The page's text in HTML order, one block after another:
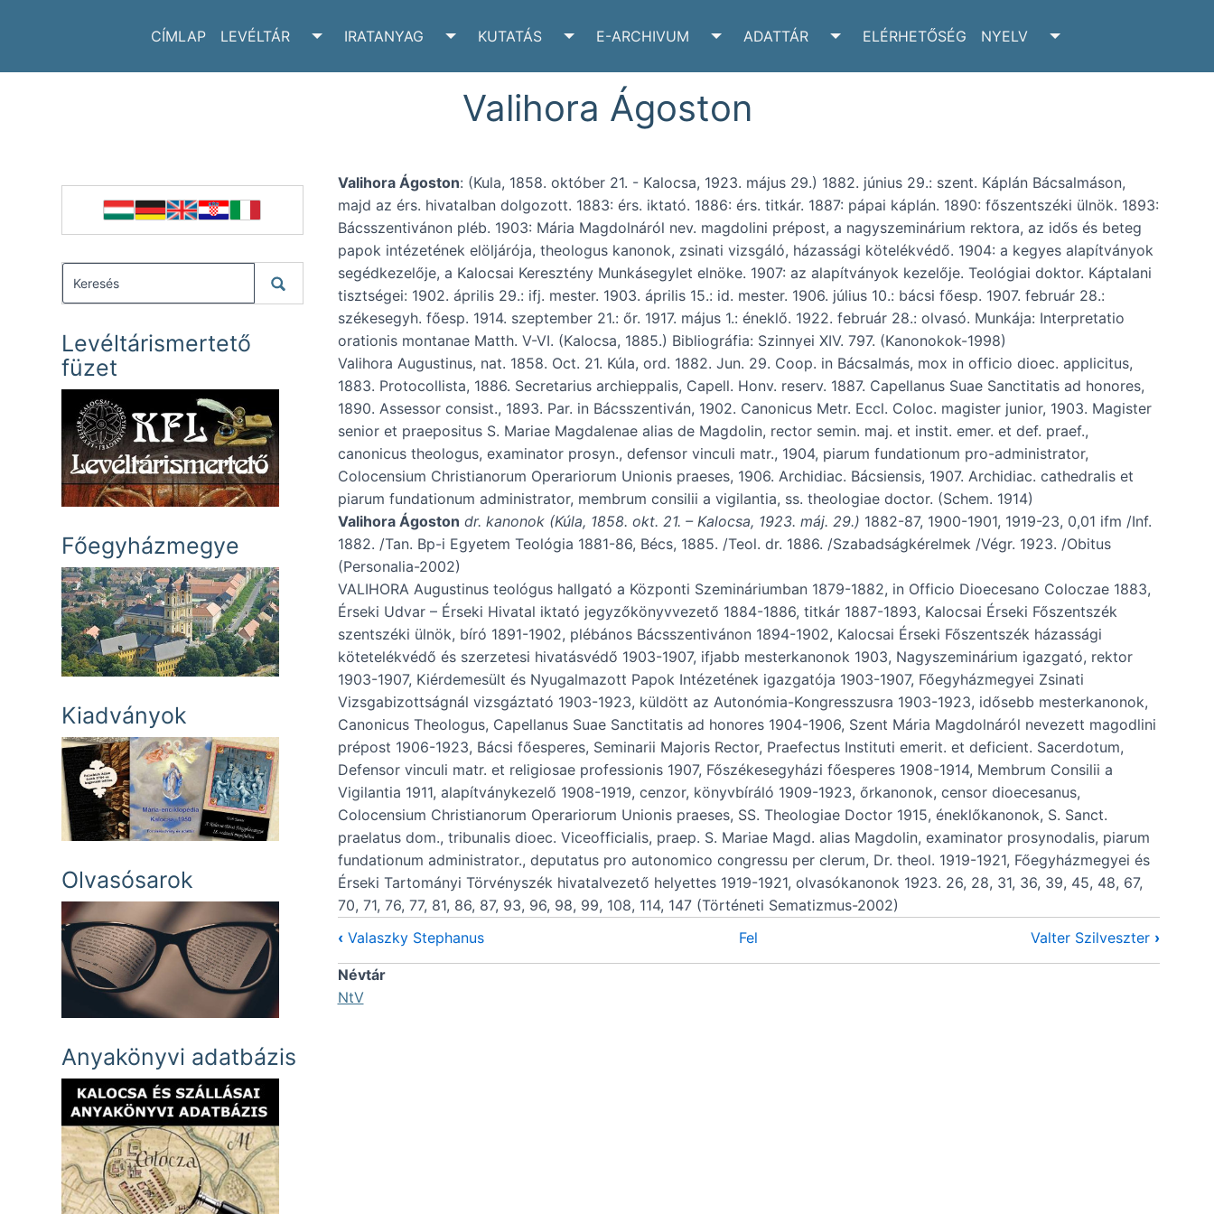
CÍMLAP LEVÉLTÁR
TOGGLE LEVÉLTÁR SUBMENU
IRATANYAG
TOGGLE IRATANYAG SUBMENU
KUTATÁS
TOGGLE KUTATÁS SUBMENU
E-ARCHIVUM
TOGGLE E-ARCHIVUM SUBMENU
ADATTÁR
TOGGLE ADATTÁR SUBMENU
ELÉRHETŐSÉG NYELV
Valihora Ágoston
Levéltárismertető
füzet
Főegyházmegye
Kiadványok
Olvasósarok
Anyakönyvi adatbázis
Valihora Ágoston: (Kula, 1858. október 21. - Kalocsa, 1923. május 29.) 1882. június 29.: szent. Káplán Bácsalmáson,
majd az érs. hivatalban dolgozott. 1883: érs. iktató. 1886: érs. titkár. 1887: pápai káplán. 1890: főszentszéki ülnök. 1893:
Bácsszentivánon pléb. 1903: Mária Magdolnáról nev. magdolini prépost, a nagyszeminárium rektora, az idős és beteg
papok intézetének elöljárója, theologus kanonok, zsinati vizsgáló, házassági kötelékvédő. 1904: a kegyes alapítványok
segédkezelője, a Kalocsai Keresztény Munkásegylet elnöke. 1907: az alapítványok kezelője. Teológiai doktor. Káptalani
tisztségei: 1902. április 29.: ifj. mester. 1903. április 15.: id. mester. 1906. július 10.: bácsi főesp. 1907. február 28.:
székesegyh. főesp. 1914. szeptember 21.: őr. 1917. május 1.: éneklő. 1922. február 28.: olvasó. Munkája: Interpretatio
orationis montanae Matth. V-VI. (Kalocsa, 1885.) Bibliográfia: Szinnyei XIV. 797. (Kanonokok-1998)
Valihora Augustinus, nat. 1858. Oct. 21. Kúla, ord. 1882. Jun. 29. Coop. in Bácsalmás, mox in officio dioec. applicitus,
1883. Protocollista, 1886. Secretarius archieppalis, Capell. Honv. reserv. 1887. Capellanus Suae Sanctitatis ad honores,
1890. Assessor consist., 1893. Par. in Bácsszentiván, 1902. Canonicus Metr. Eccl. Coloc. magister junior, 1903. Magister
senior et praepositus S. Mariae Magdalenae alias de Magdolin, rector semin. maj. et instit. emer. et def. praef.,
canonicus theologus, examinator prosyn., defensor vinculi matr., 1904, piarum fundationum pro-administrator,
Colocensium Christianorum Operariorum Unionis praeses, 1906. Archidiac. Bácsiensis, 1907. Archidiac. cathedralis et
piarum fundationum administrator, membrum consilii a vigilantia, ss. theologiae doctor. (Schem. 1914)
Valihora Ágoston dr. kanonok (Kúla, 1858. okt. 21. – Kalocsa, 1923. máj. 29.) 1882-87, 1900-1901, 1919-23, 0,01 ifm /Inf.
1882. /Tan. Bp-i Egyetem Teológia 1881-86, Bécs, 1885. /Teol. dr. 1886. /Szabadságkérelmek /Végr. 1923. /Obitus
(Personalia-2002)
VALIHORA Augustinus teológus hallgató a Központi Szemináriumban 1879-1882, in Officio Dioecesano Coloczae 1883,
Érseki Udvar – Érseki Hivatal iktató jegyzőkönyvvezető 1884-1886, titkár 1887-1893, Kalocsai Érseki Főszentszék
szentszéki ülnök, bíró 1891-1902, plébános Bácsszentivánon 1894-1902, Kalocsai Érseki Főszentszék házassági
kötetelékvédő és szerzetesi hivatásvédő 1903-1907, ifjabb mesterkanonok 1903, Nagyszeminárium igazgató, rektor
1903-1907, Kiérdemesült és Nyugalmazott Papok Intézetének igazgatója 1903-1907, Főegyházmegyei Zsinati
Vizsgabizottságnál vizsgáztató 1903-1923, küldött az Autonómia-Kongresszusra 1903-1923, idősebb mesterkanonok,
Canonicus Theologus, Capellanus Suae Sanctitatis ad honores 1904-1906, Szent Mária Magdolnáról nevezett magodlini
prépost 1906-1923, Bácsi főesperes, Seminarii Majoris Rector, Praefectus Instituti emerit. et deficient. Sacerdotum,
Defensor vinculi matr. et religiosae professionis 1907, Főszékesegyházi főesperes 1908-1914, Membrum Consilii a
Vigilantia 1911, alapítványkezelő 1908-1919, cenzor, könyvbíráló 1909-1923, őrkanonok, censor dioecesanus,
Colocensium Christianorum Operariorum Unionis praeses, SS. Theologiae Doctor 1915, éneklőkanonok, S. Sanct.
praelatus dom., tribunalis dioec. Viceofficialis, praep. S. Mariae Magd. alias Magdolin, examinator prosynodalis, piarum
fundationum administrator., deputatus pro autonomico congressu per clerum, Dr. theol. 1919-1921, Főegyházmegyei és
Érseki Tartományi Törvényszék hivatalvezető helyettes 1919-1921, olvasókanonok 1923. 26, 28, 31, 36, 39, 45, 48, 67,
70, 71, 76, 77, 81, 86, 87, 93, 96, 98, 99, 108, 114, 147 (Történeti Sematizmus-2002)
‹Valaszky Stephanus Fel Valter Szilveszter ›
Névtár
NtV